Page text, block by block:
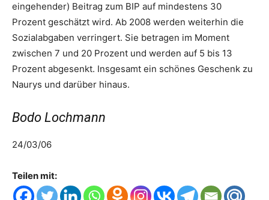
eingehender) Beitrag zum BIP auf mindestens 30
Prozent geschätzt wird. Ab 2008 werden weiterhin die
Sozialabgaben verringert. Sie betragen im Moment
zwischen 7 und 20 Prozent und werden auf 5 bis 13
Prozent abgesenkt. Insgesamt ein schönes Geschenk zu
Naurys und darüber hinaus.
Bodo Lochmann
24/03/06
Teilen mit: